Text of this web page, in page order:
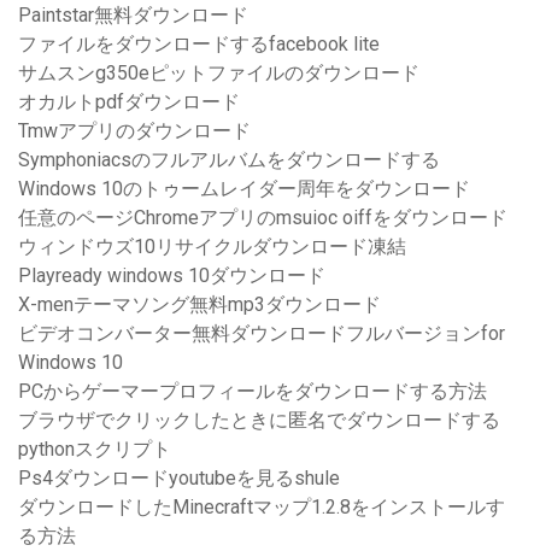
Paintstar無料ダウンロード
ファイルをダウンロードするfacebook lite
サムスンg350eピットファイルのダウンロード
オカルトpdfダウンロード
Tmwアプリのダウンロード
Symphoniacsのフルアルバムをダウンロードする
Windows 10のトゥームレイダー周年をダウンロード
任意のページChromeアプリのmsuioc oiffをダウンロード
ウィンドウズ10リサイクルダウンロード凍結
Playready windows 10ダウンロード
X-menテーマソング無料mp3ダウンロード
ビデオコンバーター無料ダウンロードフルバージョンfor
Windows 10
PCからゲーマープロフィールをダウンロードする方法
ブラウザでクリックしたときに匿名でダウンロードする
pythonスクリプト
Ps4ダウンロードyoutubeを見るshule
ダウンロードしたMinecraftマップ1.2.8をインストールす
る方法